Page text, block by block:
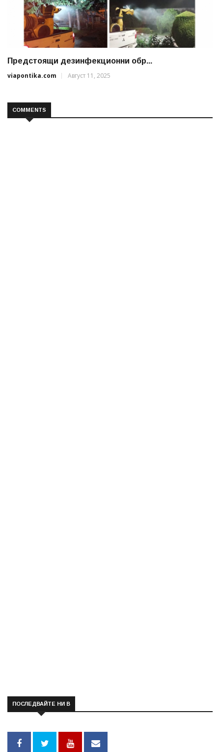
Предстоящи дезинфекционни обр...
viapontika.com
Август 11, 2025
COMMENTS
ПОСЛЕДВАЙТЕ НИ В